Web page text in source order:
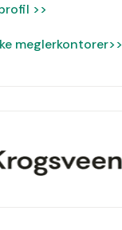
>>
meglerkontorer>>